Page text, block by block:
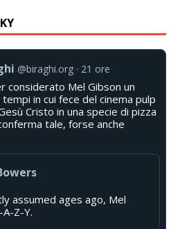
@biraghi.org 21 ore
considerato Mel Gibson un
in cui fece del cinema pulp
Cristo in una specie di pizza
tale, forse anche
assumed ages ago, Mel
Z-Y.